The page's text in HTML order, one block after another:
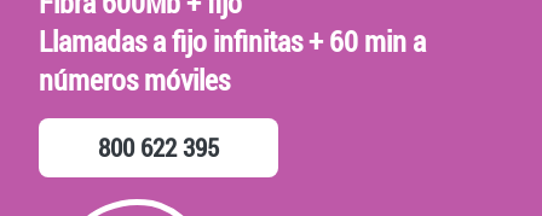
Llamadas a fijoinfinitas + 60 mina
números móviles
800 622 395